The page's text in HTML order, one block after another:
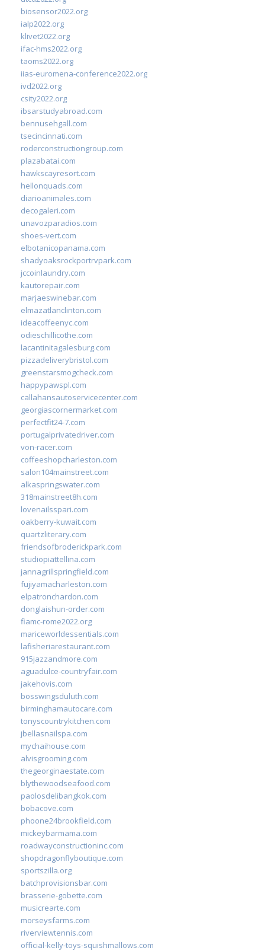
biosensor2022.org
ialp2022.org
klivet2022.org
ifac-hms2022.org
taoms2022.org
iias-euromena-conference2022.org
ivd2022.org
csity2022.org
ibsarstudyabroad.com
bennusehgall.com
tsecincinnati.com
roderconstructiongroup.com
plazabatai.com
hawkscayresort.com
hellonquads.com
diarioanimales.com
decogaleri.com
unavozparadios.com
shoes-vert.com
elbotanicopanama.com
shadyoaksrockportrvpark.com
jccoinlaundry.com
kautorepair.com
marjaeswinebar.com
elmazatlanclinton.com
ideacoffeenyc.com
odieschillicothe.com
lacantinitagalesburg.com
pizzadeliverybristol.com
greenstarsmogcheck.com
happypawspl.com
callahansautoservicecenter.com
georgiascornermarket.com
perfectfit24-7.com
portugalprivatedriver.com
von-racer.com
coffeeshopcharleston.com
salon104mainstreet.com
alkaspringswater.com
318mainstreet8h.com
lovenailsspari.com
oakberry-kuwait.com
quartzliterary.com
friendsofbroderickpark.com
studiopiattellina.com
jannagrillspringfield.com
fujiyamacharleston.com
elpatronchardon.com
donglaishun-order.com
fiamc-rome2022.org
mariceworldessentials.com
lafisheriarestaurant.com
915jazzandmore.com
aguadulce-countryfair.com
jakehovis.com
bosswingsduluth.com
birminghamautocare.com
tonyscountrykitchen.com
jbellasnailspa.com
mychaihouse.com
alvisgrooming.com
thegeorginaestate.com
blythewoodseafood.com
paolosdelibangkok.com
bobacove.com
phoone24brookfield.com
mickeybarmama.com
roadwayconstructioninc.com
shopdragonflyboutique.com
sportszilla.org
batchprovisionsbar.com
brasserie-gobette.com
musicrearte.com
morseysfarms.com
riverviewtennis.com
official-kelly-toys-squishmallows.com